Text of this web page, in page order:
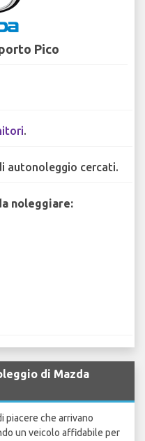
Pico
.
autonoleggio cercati.
noleggiare:
di Mazda
piacere che arrivano
un veicolo affidabile per